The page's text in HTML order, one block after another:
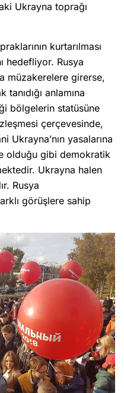
Ukrayna toprağı
kurtarılması
hedefliyor. Rusya
müzakerelere girerse,
anlamına
bölgelerin statüsüne
çerçevesinde,
Ukrayna’nın yasalarına
olduğu gibi demokratik
Ukrayna halen
Rusya
görüşlere sahip